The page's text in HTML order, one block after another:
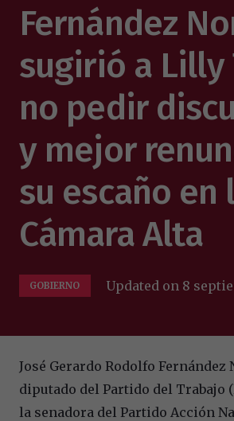
Fernández
sugirió a Lilly
no pedir
y mejor
su escaño en
Cámara Alta
GOBIERNO Updated on 8
José Gerardo Rodolfo Fernández
diputado del Partido del Trabajo
la senadora del Partido Acción